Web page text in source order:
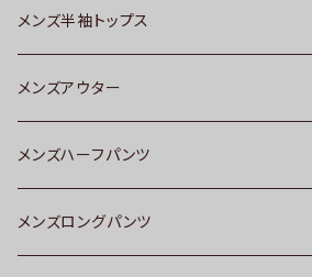
メンズ半袖トップス
メンズアウター
メンズハーフパンツ
メンズロングパンツ